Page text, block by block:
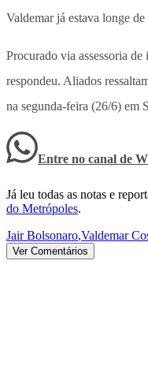
Valdemar já estava longe
Procurado via assessoria
respondeu. Aliados
na segunda-feira (26/6) em
Entre no canal de
Já leu todas as notas e
do Metrópoles.
Jair Bolsonaro,Valdemar
Ver Comentários